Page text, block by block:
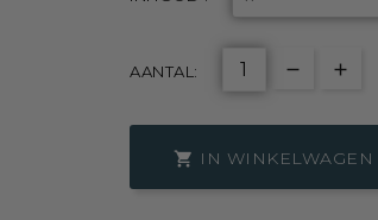
AANTAL:
 IN WINKELWAGEN